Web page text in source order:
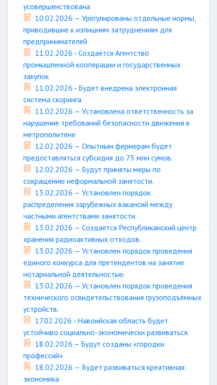
усовершенствована
10.02.2026 — Урегулированы отдельные нормы,
приводившие к излишним затруднениям для
предпринимателей
11.02.2026 - Создаётся Агентство
промышленной кооперации и государственных
закупок
11.02.2026 - Будет внедрена электронная
система скоринга
11.02.2026 — Установлена ответственность за
нарушение требований безопасности движения в
метрополитене
12.02.2026 — Опытным фермерам будет
предоставляться субсидия до 75 млн сумов.
12.02.2026 — Будут приняты меры по
сокращению неформальной занятости.
13.02.2026 — Установлен порядок
распределения зарубежных вакансий между
частными агентствами занятости.
13.02.2026 — Создаётся Республиканский центр
хранения радиоактивных отходов.
13.02.2026 — Установлен порядок проведения
единого конкурса для претендентов на занятие
нотариальной деятельностью.
13.02.2026 — Установлен порядок проведения
технического освидетельствования грузоподъёмных
устройств.
17.02.2026 - Навоийская область будет
устойчиво социально-экономически развиваться.
18.02.2026 – Будут созданы «городки
профессий»
18.02.2026 — Будет развиваться креативная
экономика